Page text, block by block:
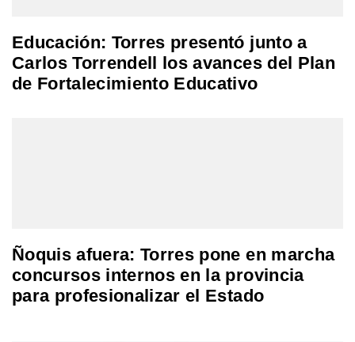
Educación: Torres presentó junto a
Carlos Torrendell los avances del Plan
de Fortalecimiento Educativo
Ñoquis afuera: Torres pone en marcha
concursos internos en la provincia
para profesionalizar el Estado